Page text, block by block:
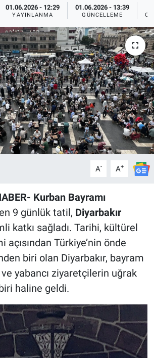
01.06.2026 - 12:29
YAYINLANMA
01.06.2026 - 13:39
GÜNCELLEME
A- A+
Kurban Bayramı
9 günlük tatil, Diyarbakır
katkı sağladı. Tarihi, kültürel
Türkiye’nin önde
biri olan Diyarbakır, bayram
yabancı ziyaretçilerin uğrak
haline geldi.